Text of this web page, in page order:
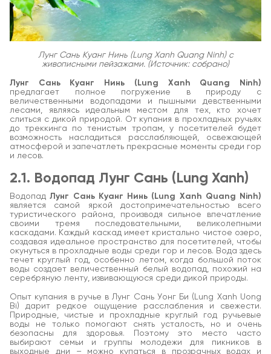
Лунг Сань Куанг Нинь (Lung Xanh Quang Ninh) с
живописными пейзажами. (Источник: собрано)
Лунг Сань Куанг Нинь (Lung Xanh Quang Ninh)
предлагает полное погружение в природу с
величественными водопадами и пышными девственными
лесами, являясь идеальным местом для тех, кто хочет
слиться с дикой природой. От купания в прохладных ручьях
до треккинга по тенистым тропам, у посетителей будет
возможность насладиться расслабляющей, освежающей
атмосферой и запечатлеть прекрасные моменты среди гор
и лесов.
2.1. Водопад Лунг Сань (Lung Xanh)
ВодопадЛунг Сань Куанг Нинь (Lung Xanh Quang Ninh)
является самой яркой достопримечательностью всего
туристического района, производя сильное впечатление
своими тремя последовательными, великолепными
каскадами. Каждый каскад имеет кристально чистое озеро,
создавая идеальное пространство для посетителей, чтобы
окунуться в прохладные воды среди гор и лесов. Вода здесь
течет круглый год, особенно летом, когда большой поток
воды создает величественный белый водопад, похожий на
серебряную ленту, извивающуюся среди дикой природы.
Опыт купания в ручье в Лунг Сань Уонг Би (Lung Xanh Uong
Bi) дарит редкое ощущение расслабления и свежести.
Природные, чистые и прохладные круглый год ручьевые
воды не только помогают снять усталость, но и очень
безопасны для здоровья. Поэтому это место часто
выбирают семьи и группы молодежи для пикников в
выходные дни – можно купаться в прозрачных водах и